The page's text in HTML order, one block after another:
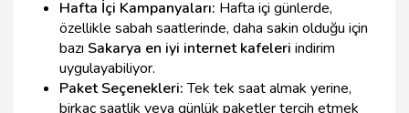
Hafta İçi Kampanyaları: Hafta içi günlerde,
özellikle sabah saatlerinde, daha sakin olduğu için
bazı Sakarya en iyi internet kafeleri indirim
uygulayabiliyor.
Paket Seçenekleri:Tek tek saat almak yerine,
birkaç saatlik veya günlük paketler tercih etmek